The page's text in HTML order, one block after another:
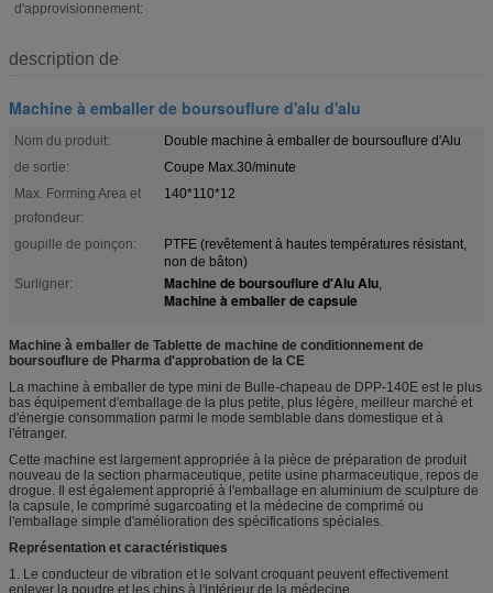
d'approvisionnement:
description de
Machine à emballer de boursouflure d'alu d'alu
Nom du produit:
Double machine à emballer de boursouflure d'Alu
de sortie:
Coupe Max.30/minute
Max. Forming Area et
profondeur:
140*110*12
goupille de poinçon:
PTFE (revêtement à hautes températures résistant,
non de bâton)
Surligner:
Machine de boursouflure d'Alu Alu,
Machine à emballer de capsule
Machine à emballer de Tablette de machine de conditionnement de
boursouflure de Pharma d'approbation de la CE
La machine à emballer de type mini de Bulle-chapeau de DPP-140E est le plus
bas équipement d'emballage de la plus petite, plus légère, meilleur marché et
d'énergie consommation parmi le mode semblable dans domestique et à
l'étranger.
Cette machine est largement appropriée à la pièce de préparation de produit
nouveau de la section pharmaceutique, petite usine pharmaceutique, repos de
drogue. Il est également approprié à l'emballage en aluminium de sculpture de
la capsule, le comprimé sugarcoating et la médecine de comprimé ou
l'emballage simple d'amélioration des spécifications spéciales.
Représentation et caractéristiques
1. Le conducteur de vibration et le solvant croquant peuvent effectivement
enlever la poudre et les chips à l'intérieur de la médecine.